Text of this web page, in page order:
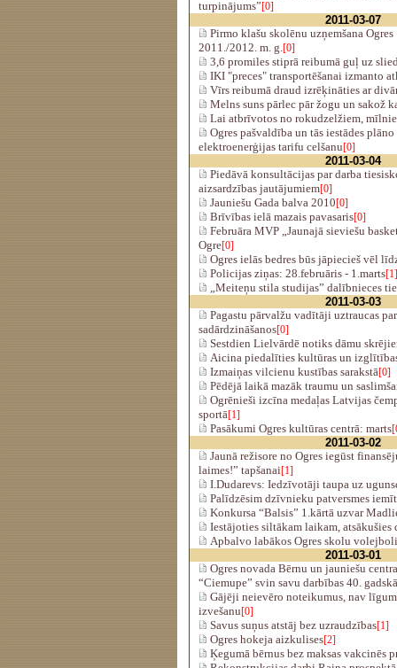
turpinājums”[0]
2011-03-07
Pirmo klašu skolēnu uzņemšana
2011./2012. m. g.[0]
3,6 promiles stiprā reibumā guļ uz
IKI "preces" transportēšanai izmanto
Vīrs reibumā draud izrēķināties ar
Melns suns pārlec pār žogu un sakož
Lai atbrīvotos no rokudzelžiem,
Ogres pašvaldība un tās iestādes
elektroenerģijas tarifu celšanu[0]
2011-03-04
Piedāvā konsultācijas par darba
aizsardzības jautājumiem[0]
Jauniešu Gada balva 2010[0]
Brīvības ielā mazais pavasaris[0]
Februāra MVP „Jaunajā sieviešu
Ogre[0]
Ogres ielās bedres būs jāpiecieš vēl
Policijas ziņas: 28.februāris - 1.marts[1]
„Meiteņu stila studijas” dalībnieces
2011-03-03
Pagastu pārvalžu vadītāji uztraucas
sadārdzināšanos[0]
Sestdien Lielvārdē notiks dāmu
Aicina piedalīties kultūras un
Izmaiņas vilcienu kustības sarakstā[0]
Pēdējā laikā mazāk traumu un
Ogrēnieši izcīna medaļas Latvijas
sportā[1]
Pasākumi Ogres kultūras centrā: marts
2011-03-02
Jaunā režisore no Ogres iegūst
laimes!” tapšanai[1]
I.Dudarevs: Iedzīvotāji taupa uz
Palīdzēsim dzīvnieku patversmes
Konkursa “Balsis” 1.kārtā uzvar
Iestājoties siltākam laikam, atsākušies
Apbalvo labākos Ogres skolu
2011-03-01
Ogres novada Bērnu un jauniešu
“Ciemupe” svin savu darbības 40.
Gājēji neievēro noteikumus, nav
izvešanu[0]
Savus suņus atstāj bez uzraudzības[1]
Ogres hokeja aizkulises[2]
Ķegumā bērnus bez maksas vakcinēs